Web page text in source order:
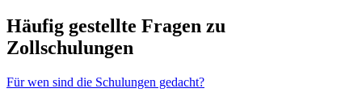
Häufig gestellte Fragen zu
Zollschulungen
Für wen sind die Schulungen gedacht?